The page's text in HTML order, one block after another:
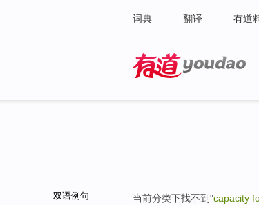
词典 翻译 有道
双语例句 当前分类下找不到"capacity